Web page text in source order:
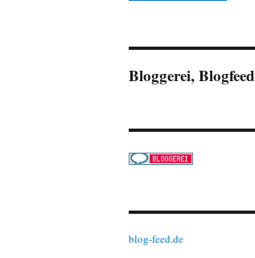
Bloggerei, Blogfeed
blog-feed.de